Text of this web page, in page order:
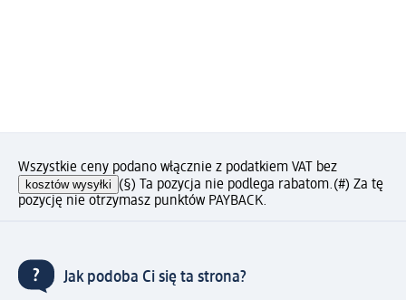
Wszystkie ceny podano włącznie z podatkiem VAT bez
kosztów wysyłki (§) Ta pozycja nie podlega rabatom.(#) Za tę
pozycję nie otrzymasz punktów PAYBACK.
Jak podoba Ci się ta strona?